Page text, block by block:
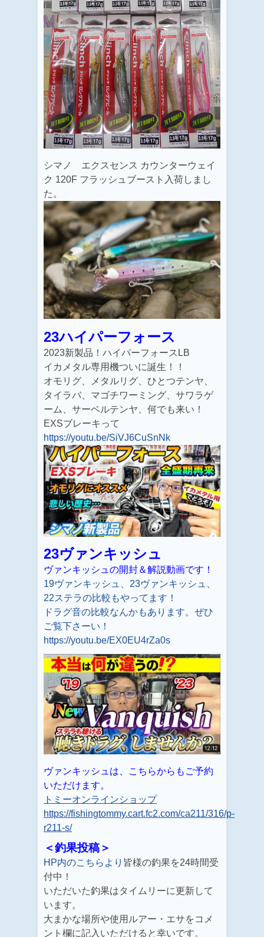
シマノ エクスセンス カウンターウェイ
ク 120F フラッシュブースト入荷しまし
た。
23ハイパーフォース
2023新製品！ハイパーフォースLB
イカメタル専用機ついに誕生！！
オモリグ、メタルリグ、ひとつテンヤ、
タイラバ、マゴチワーミング、サワラゲ
ーム、サーベルテンヤ、何でも来い！
EXSブレーキって
https://youtu.be/SiVJ6CuSnNk
23ヴァンキッシュ
ヴァンキッシュの開封＆解説動画です！
19ヴァンキッシュ、23ヴァンキッシュ、
22ステラの比較もやってます！
ドラグ音の比較なんかもあります。ぜひ
ご覧下さーい！
https://youtu.be/EX0EU4rZa0s
ヴァンキッシュは、こちらからもご予約
いただけます。
トミーオンラインショップ
https://fishingtommy.cart.fc2.com/ca211/316/p-
r211-s/
＜釣果投稿＞
HP内のこちらより 皆様の釣果を24時間受
付中！
いただいた釣果はタイムリーに更新して
います。
大まかな場所や使用ルアー・エサをコメ
ント欄に記入いただけると幸いです。